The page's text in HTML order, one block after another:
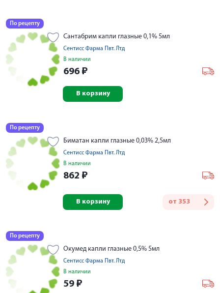
По рецепту
Сантабрим капли глазные 0,1% 5мл
Сентисс Фарма Пвт. Лтд
В наличии
696 ₽
В корзину
По рецепту
Биматан капли глазные 0,03% 2,5мл
Сентисс Фарма Пвт. Лтд
В наличии
862 ₽
от 353
В корзину
По рецепту
Окумед капли глазные 0,5% 5мл
Сентисс Фарма Пвт. Лтд
В наличии
59 ₽